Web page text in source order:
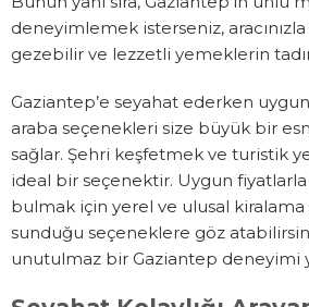
deneyimlemek isterseniz, aracınızla
gezebilir ve lezzetli yemeklerin
Gaziantep’e seyahat ederken
araba seçenekleri size büyük bir
sağlar. Şehri keşfetmek ve turistik
ideal bir seçenektir. Uygun fiyatlarla
bulmak için yerel ve ulusal
sunduğu seçeneklere göz
unutulmaz bir Gaziantep deneyimi